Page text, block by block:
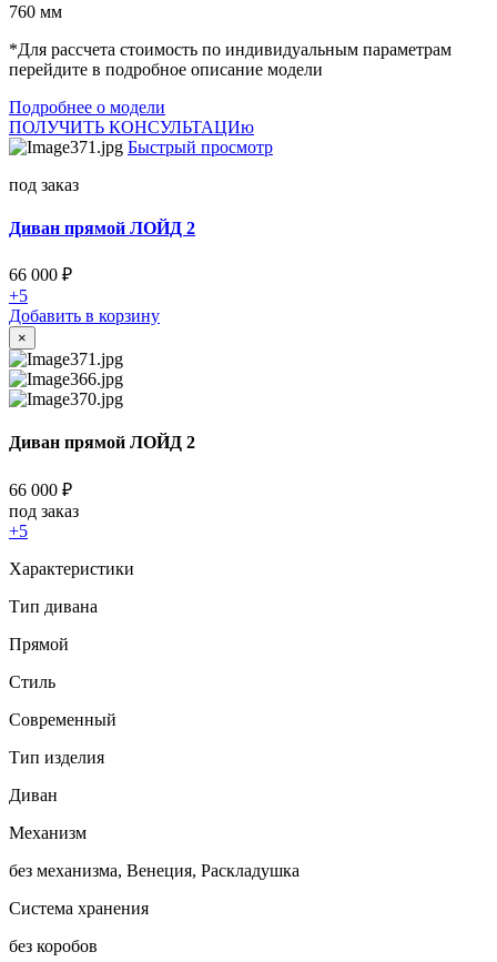
760 мм
*Для рассчета стоимость по индивидуальным параметрам
перейдите в подробное описание модели
Подробнее о модели
ПОЛУЧИТЬ КОНСУЛЬТАЦИю
Быстрый просмотр
под заказ
Диван прямой ЛОЙД 2
66 000 ₽
+5
Добавить в корзину
×
Диван прямой ЛОЙД 2
66 000 ₽
под заказ
+5
Характеристики
Тип дивана
Прямой
Стиль
Современный
Тип изделия
Диван
Механизм
без механизма, Венеция, Раскладушка
Система хранения
без коробов